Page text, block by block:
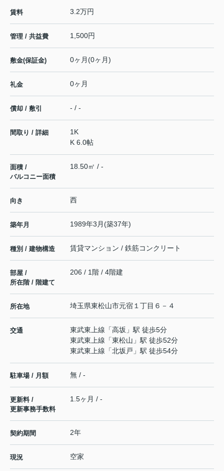
賃料 3.2万円
管理 / 共益費 1,500円
敷金(保証金) 0ヶ月(0ヶ月)
礼金 0ヶ月
償却 / 敷引 - / -
間取り / 詳細
1K
K 6.0帖
面積 /
バルコニー面積
18.50㎡ / -
向き 西
築年月 1989年3月(築37年)
種別 / 建物構造 賃貸マンション / 鉄筋コンクリート
部屋 /
所在階 / 階建て
206 / 1階 / 4階建
所在地 埼玉県東松山市元宿 １丁目６－４
交通 東武東上線 「高坂 」駅 徒歩5分
東武東上線 「東松山 」駅 徒歩52分
東武東上線 「北坂戸 」駅 徒歩54分
駐車場 / 月額 無 / -
更新料 /
更新事務手数料
1.5ヶ月 / -
契約期間 2年
現況 空家